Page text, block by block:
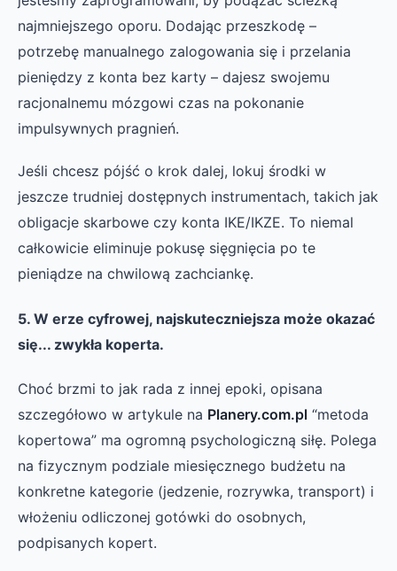
najmniejszego oporu. Dodając przeszkodę –
potrzebę manualnego zalogowania się i przelania
pieniędzy z konta bez karty – dajesz swojemu
racjonalnemu mózgowi czas na pokonanie
impulsywnych pragnień.
Jeśli chcesz pójść o krok dalej, lokuj środki w
jeszcze trudniej dostępnych instrumentach, takich jak
obligacje skarbowe czy konta IKE/IKZE. To niemal
całkowicie eliminuje pokusę sięgnięcia po te
pieniądze na chwilową zachciankę.
5. W erze cyfrowej, najskuteczniejsza może okazać
się... zwykła koperta.
Choć brzmi to jak rada z innej epoki, opisana
szczegółowo w artykule na Planery.com.pl “metoda
kopertowa” ma ogromną psychologiczną siłę. Polega
na fizycznym podziale miesięcznego budżetu na
konkretne kategorie (jedzenie, rozrywka, transport) i
włożeniu odliczonej gotówki do osobnych,
podpisanych kopert.